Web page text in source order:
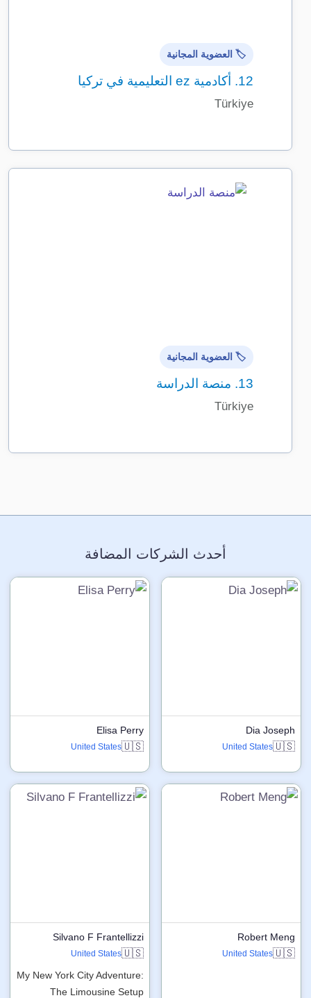
🏷️ العضوية المجانية
12. أكادمية ez التعليمية في تركيا
Türkiye
🏷️ العضوية المجانية
13. منصة الدراسة
Türkiye
أحدث الشركات المضافة
Dia Joseph
🇺🇸
United States
Elisa Perry
🇺🇸
United States
Robert Meng
🇺🇸
United States
Silvano F Frantellizzi
🇺🇸
United States
My New York City Adventure:
The Limousine Setup